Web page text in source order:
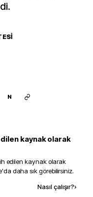
N
kaynak olarak
edilen kaynak olarak
daha sık görebilirsiniz.
Nasıl çalışır?›